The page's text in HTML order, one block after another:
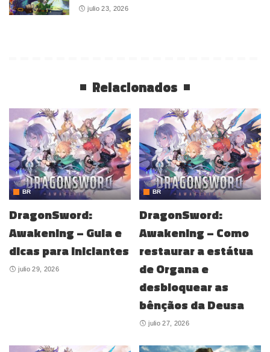
julio 23, 2026
Relacionados
BR
DragonSword:
Awakening – Guia e
dicas para iniciantes
julio 29, 2026
BR
DragonSword:
Awakening – Como
restaurar a estátua
de Organa e
desbloquear as
bênçãos da Deusa
julio 27, 2026